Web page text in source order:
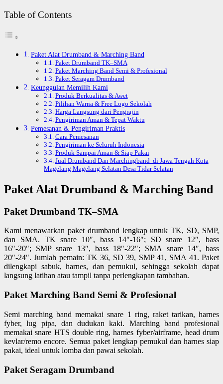
Table of Contents
Paket Alat Drumband & Marching Band
Paket Drumband TK–SMA
Paket Marching Band Semi & Profesional
Paket Seragam Drumband
Keunggulan Memilih Kami
Produk Berkualitas & Awet
Pilihan Warna & Free Logo Sekolah
Harga Langsung dari Pengrajin
Pengiriman Aman & Tepat Waktu
Pemesanan & Pengiriman Praktis
Cara Pemesanan
Pengiriman ke Seluruh Indonesia
Produk Sampai Aman & Siap Pakai
Jual Drumband Dan Marchingband di Jawa Tengah Kota
Magelang Magelang Selatan Desa Tidar Selatan
Paket Alat Drumband & Marching Band
Paket Drumband TK–SMA
Kami menawarkan paket drumband lengkap untuk TK, SD, SMP,
dan SMA. TK snare 10″, bass 14″-16″; SD snare 12″, bass
16″-20″; SMP snare 13″, bass 18″-22″; SMA snare 14″, bass
20″-24″. Jumlah pemain: TK 36, SD 39, SMP 41, SMA 41. Paket
dilengkapi sabuk, harnes, dan pemukul, sehingga sekolah dapat
langsung latihan atau tampil tanpa perlengkapan tambahan.
Paket Marching Band Semi & Profesional
Semi marching band memakai snare 1 ring, raket tarikan, harnes
fyber, lug pipa, dan dudukan kaki. Marching band profesional
memakai snare HTS double ring, harnes fyber/airframe, head drum
kevlar/remo encore. Semua paket lengkap pemukul dan harnes siap
pakai, ideal untuk lomba dan pawai sekolah.
Paket Seragam Drumband